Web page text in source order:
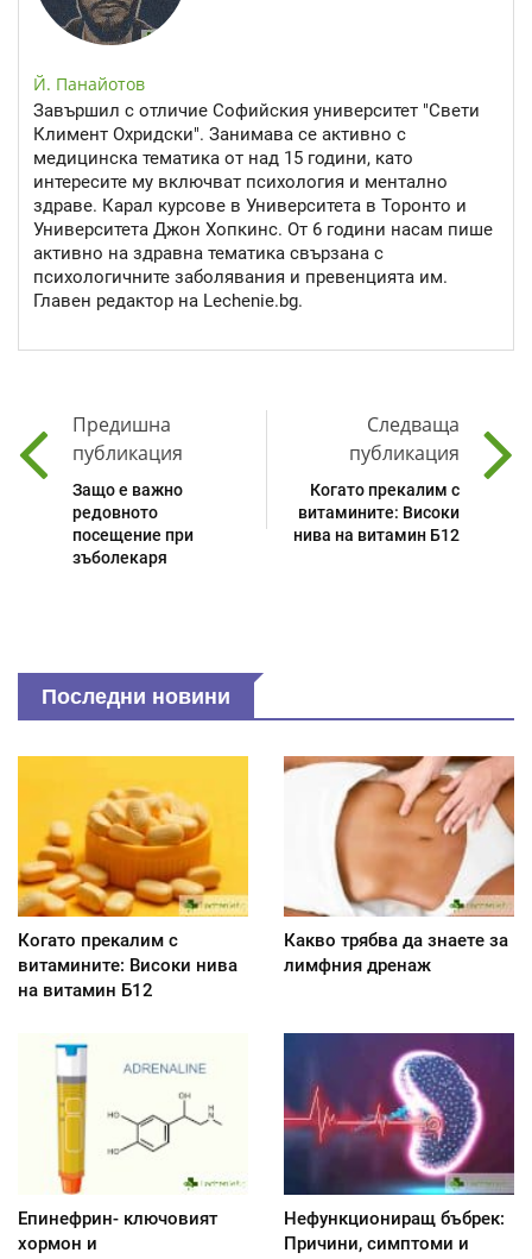
Й. Панайотов
Завършил с отличие Софийския университет "Свети
Климент Охридски". Занимава се активно с
медицинска тематика от над 15 години, като
интересите му включват психология и ментално
здраве. Карал курсове в Университета в Торонто и
Университета Джон Хопкинс. От 6 години насам пише
активно на здравна тематика свързана с
психологичните заболявания и превенцията им.
Главен редактор на Lechenie.bg.
Предишна
публикация
Защо е важно
редовното
посещение при
зъболекаря
Следваща
публикация
Когато прекалим с
витамините: Високи
нива на витамин Б12
Последни новини
Когато прекалим с
витамините: Високи нива
на витамин Б12
Какво трябва да знаете за
лимфния дренаж
Епинефрин- ключовият
хормон и
Нефункциониращ бъбрек:
Причини, симптоми и